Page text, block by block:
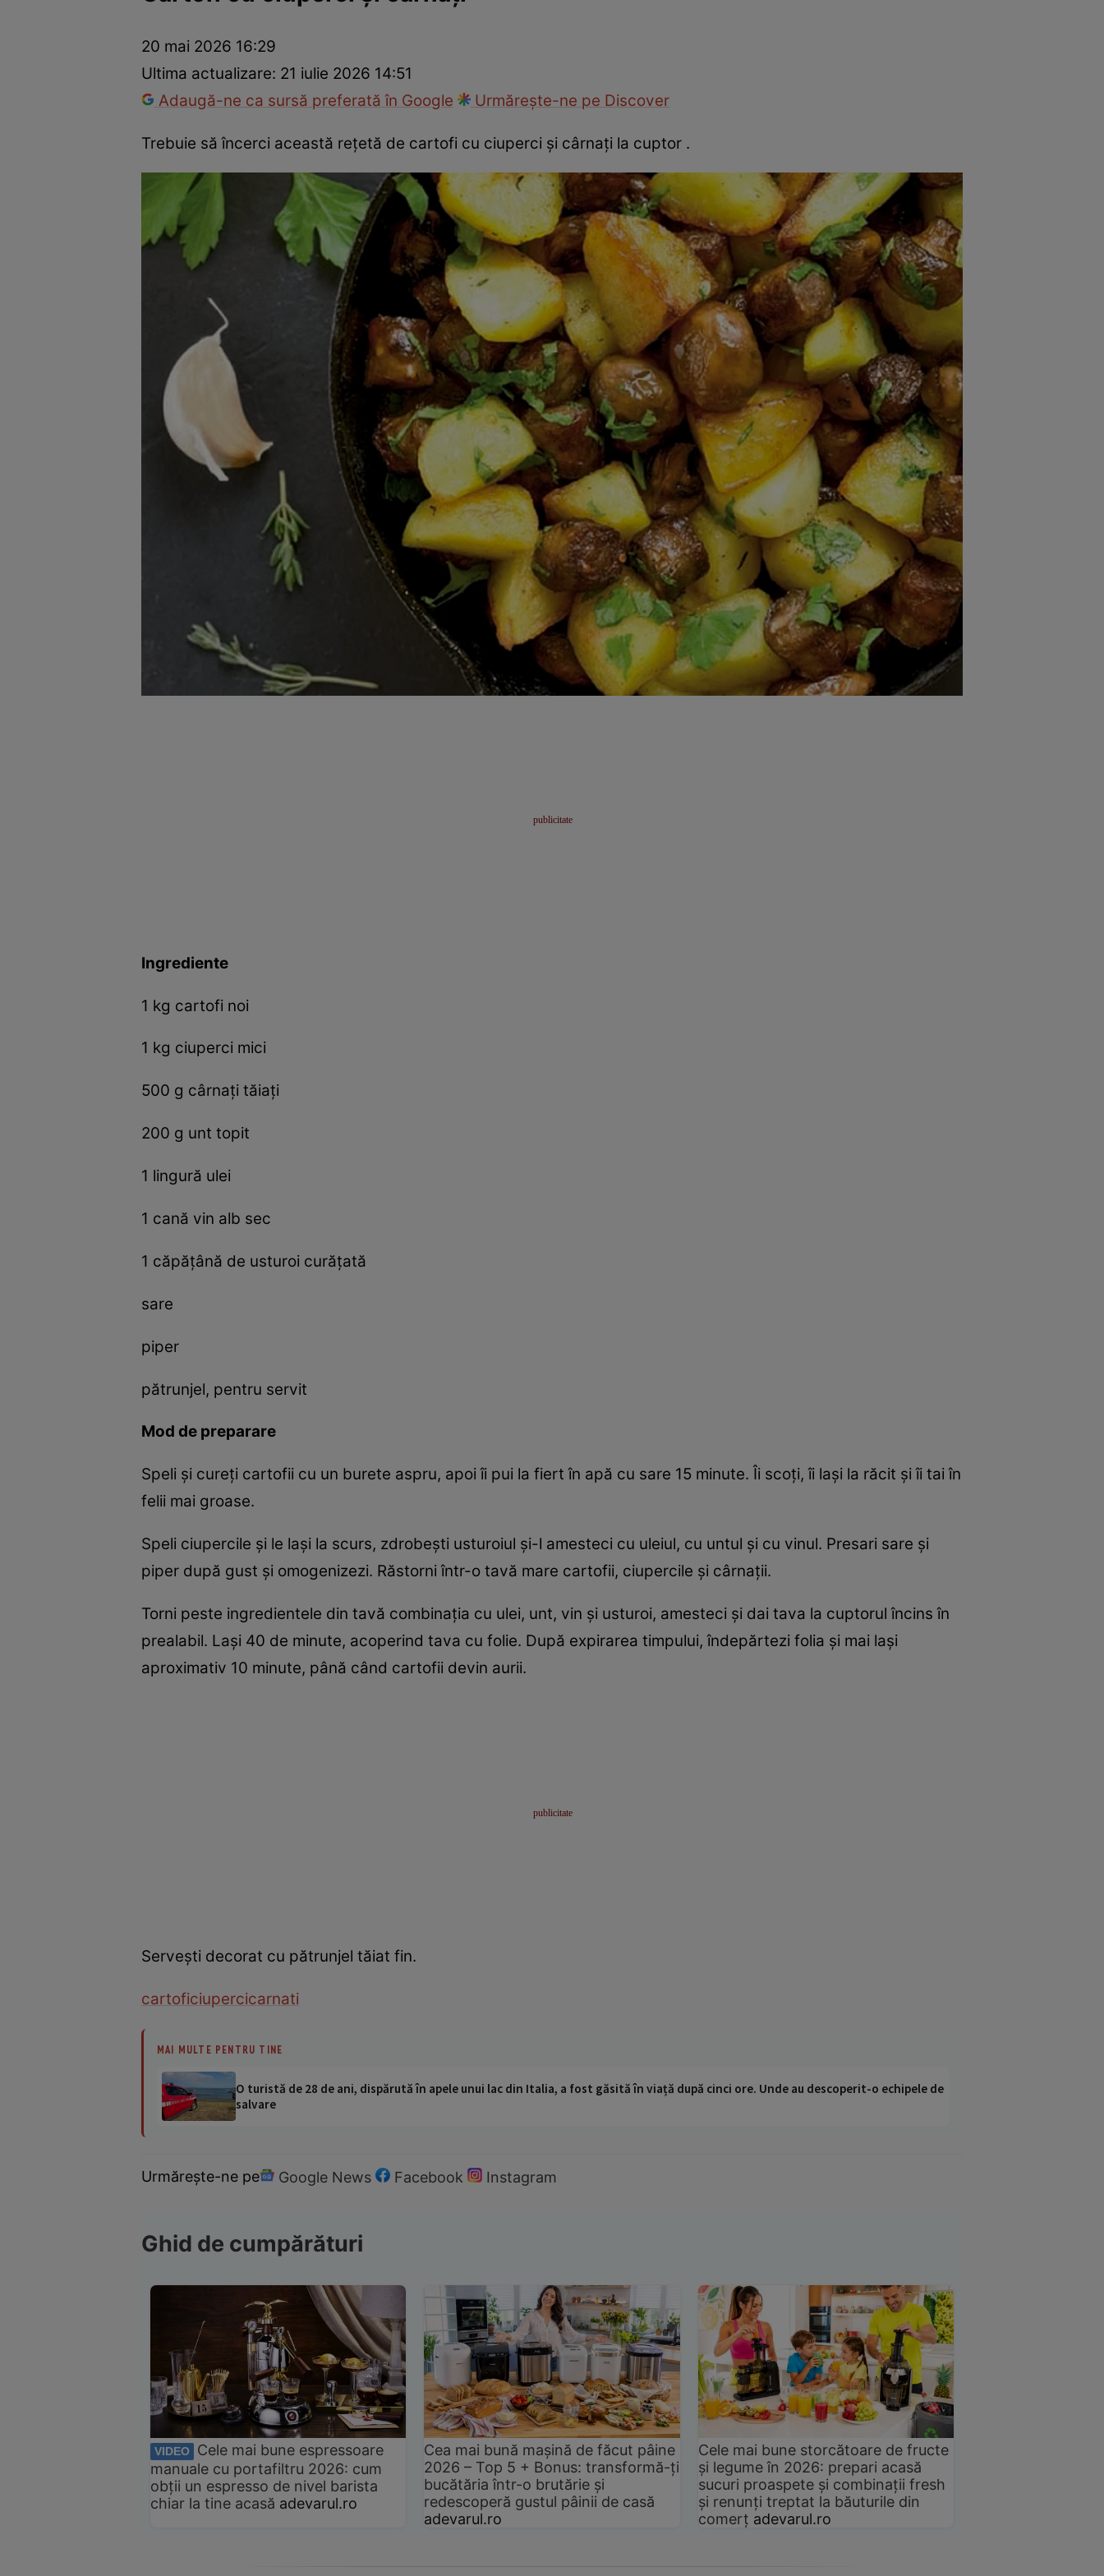
Mâncăruri rapideRețete cu legume
20 mai 2026 16:29
Ultima actualizare: 21 iulie 2026 14:51
Adaugă-ne ca sursă preferată în Google
Urmărește-ne pe Discover
Trebuie să încerci această reţetă de cartofi cu ciuperci și cârnați la cuptor .
Ingrediente
1 kg cartofi noi
1 kg ciuperci mici
500 g cârnați tăiați
200 g unt topit
1 lingură ulei
1 cană vin alb sec
1 căpățână de usturoi curățată
sare
piper
pătrunjel, pentru servit
Mod de preparare
Speli şi cureţi cartofii cu un burete aspru, apoi îi pui la fiert în apă cu sare 15 minute. Îi scoți, îi lași la răcit și îi tai în
felii mai groase.
Speli ciupercile și le lași la scurs, zdrobești usturoiul și-l amesteci cu uleiul, cu untul și cu vinul. Presari sare și
piper după gust și omogenizezi. Răstorni într-o tavă mare cartofii, ciupercile și cârnații.
Torni peste ingredientele din tavă combinația cu ulei, unt, vin și usturoi, amesteci și dai tava la cuptorul încins în
prealabil. Lași 40 de minute, acoperind tava cu folie. După expirarea timpului, îndepărtezi folia și mai lași
aproximativ 10 minute, până când cartofii devin aurii.
Servești decorat cu pătrunjel tăiat fin.
cartoficiupercicarnati
MAI MULTE PENTRU TINE
O turistă de 28 de ani, dispărută în apele unui lac din Italia, a fost găsită în viață după cinci ore. Unde au descoperit-o echipele de
salvare
Urmărește-ne pe Google News Facebook Instagram
Ghid de cumpărături
VIDEO
Cele mai bune espressoare
manuale cu portafiltru 2026: cum
obții un espresso de nivel barista
chiar la tine acasă adevarul.ro
Cea mai bună mașină de făcut pâine
2026 – Top 5 + Bonus: transformă-ți
bucătăria într-o brutărie și
redescoperă gustul pâinii de casă
adevarul.ro
Cele mai bune storcătoare de fructe
și legume în 2026: prepari acasă
sucuri proaspete și combinații fresh
și renunți treptat la băuturile din
comerț adevarul.ro